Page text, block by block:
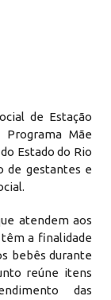
de Estação
Mãe
Estado do Rio
de gestantes e
atendem aos
a finalidade
bebês durante
reúne itens
das